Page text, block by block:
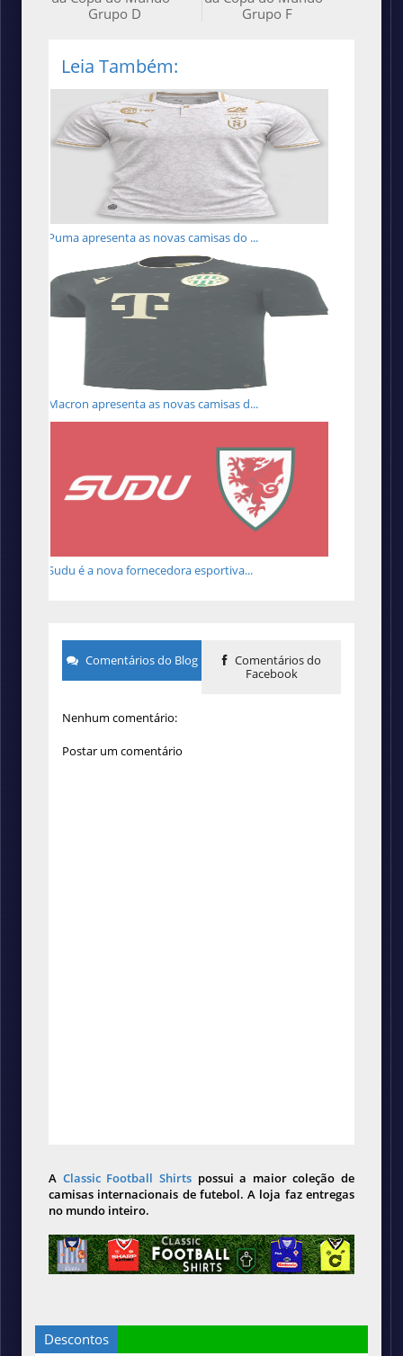
Grupo F
Grupo D
Leia Também:
Puma apresenta as novas camisas do ...
Macron apresenta as novas camisas d...
Sudu é a nova fornecedora esportiva...
Comentários do Blog
Comentários do
Facebook
Nenhum comentário:
Postar um comentário
A Classic Football Shirts possui a maior coleção de
camisas internacionais de futebol. A loja faz entregas
no mundo inteiro.
Descontos